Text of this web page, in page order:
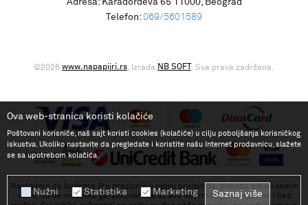
Telefon: 069/5601589
©2026 www.napapijri.rs , Izrada NB SOFT . Sva prava zadržana.
Nastojimo da budemo što precizniji u opisu proizvoda, prikazu slika i samih
cena, ali ne možemo garantovati da su sve informacije kompletne i bez
Ova web-stranica koristi kolačiće
Poštovani korisniče, naš sajt koristi cookies (kolačiće) u cilju poboljšanja korisničkog
iskustva. Ukoliko nastavite da pregledate i koristite našu Internet prodavnicu, slažete
se sa upotrebom kolačića.
Nužni Statistika Marketing Saznaj više